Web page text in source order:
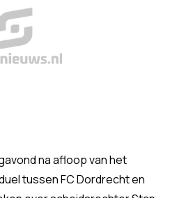
na afloop van het
tussen FC Dordrecht en